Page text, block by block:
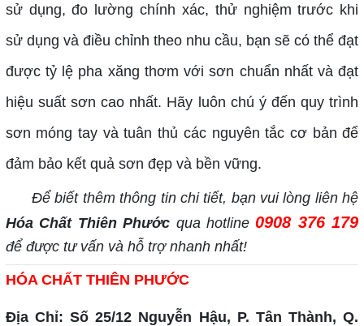
sử dụng, đo lường chính xác, thử nghiệm trước khi
sử dụng và điều chỉnh theo nhu cầu, bạn sẽ có thể đạt
được tỷ lệ pha xăng thơm với sơn chuẩn nhất và đạt
hiệu suất sơn cao nhất. Hãy luôn chú ý đến quy trình
sơn móng tay và tuân thủ các nguyên tắc cơ bản để
đảm bảo kết quả sơn đẹp và bền vững.
Để biết thêm thông tin chi tiết, bạn vui lòng liên hệ
Hóa Chất Thiên Phước qua hotline0908 376 179
để được tư vấn và hỗ trợ nhanh nhất!
HÓA CHẤT THIÊN PHƯỚC
Địa Chỉ: Số 25/12 Nguyễn Hậu, P. Tân Thành, Q.